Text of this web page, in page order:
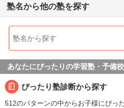
塾名から他の塾を探す
あなたにぴったりの学習塾・予備
ぴったり塾診断から探す
512のパターンの中からお子様にぴっ